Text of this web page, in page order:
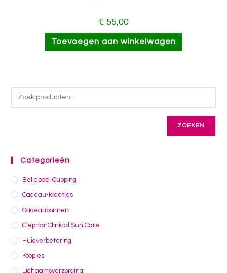
€ 55,00
Toevoegen aan winkelwagen
ZOEKEN
Categorieën
Bellabaci Cupping
Cadeau-Ideetjes
Cadeaubonnen
Clephar Clinical Sun Care
Huidverbetering
Koopjes
Lichaamsverzorging